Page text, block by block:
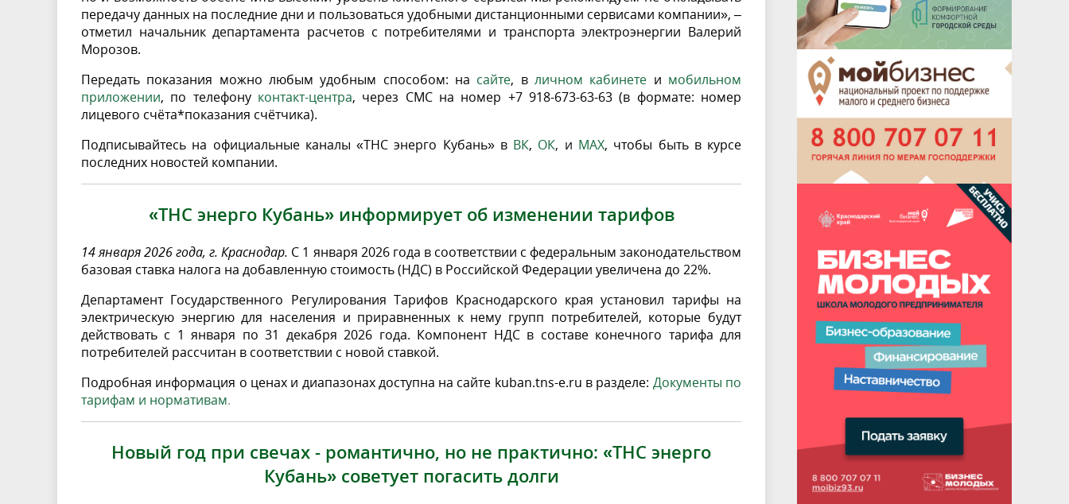
передачу данных на последние дни и пользоваться удобными дистанционными сервисами компании», –
отметил начальник департамента расчетов с потребителями и транспорта электроэнергии Валерий
Морозов.
Передать показания можно любым удобным способом: на сайте, вличном кабинете и мобильном
приложении, по телефону контакт-центра, через СМС на номер +7 918-673-63-63 (в формате: номер
лицевого счёта*показания счётчика).
Подписывайтесь на официальные каналы «ТНС энерго Кубань» в ВК, ОК, и MAX, чтобы быть в курсе
последних новостей компании.
«ТНС энерго Кубань» информирует об изменении тарифов
14 января 2026 года, г. Краснодар. С 1 января 2026 года в соответствии с федеральным законодательством
базовая ставка налога на добавленную стоимость (НДС) в Российской Федерации увеличена до 22%.
Департамент Государственного Регулирования Тарифов Краснодарского края установил тарифы на
электрическую энергию для населения и приравненных к нему групп потребителей, которые будут
действовать с 1 января по 31 декабря 2026 года. Компонент НДС в составе конечного тарифа для
потребителей рассчитан в соответствии с новой ставкой.
Подробная информация о ценах и диапазонах доступна на сайте kuban.tns-e.ru в разделе: Документы по
тарифам и нормативам.
Новый год при свечах - романтично, но не практично: «ТНС энерго
Кубань» советует погасить долги